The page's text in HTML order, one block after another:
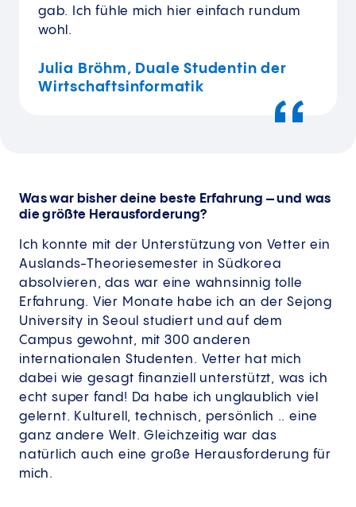
gab. Ich fühle mich hier einfach rundum
wohl.
Julia Bröhm, Duale Studentin der
Wirtschaftsinformatik
Was war bisher deine beste Erfahrung – und was
die größte Herausforderung?
Ich konnte mit der Unterstützung von Vetter ein
Auslands-Theoriesemester in Südkorea
absolvieren, das war eine wahnsinnig tolle
Erfahrung. Vier Monate habe ich an der Sejong
University in Seoul studiert und auf dem
Campus gewohnt, mit 300 anderen
internationalen Studenten. Vetter hat mich
dabei wie gesagt finanziell unterstützt, was ich
echt super fand! Da habe ich unglaublich viel
gelernt. Kulturell, technisch, persönlich .. eine
ganz andere Welt. Gleichzeitig war das
natürlich auch eine große Herausforderung für
mich.